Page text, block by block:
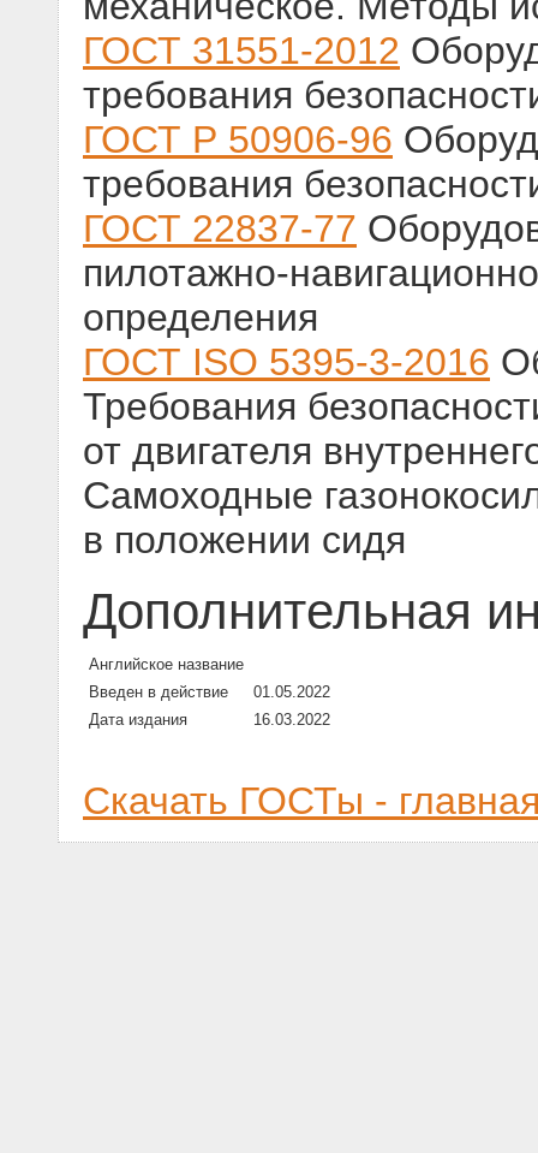
ГОСТ 31551-2012
требования
ГОСТ Р 50906-96
требования
ГОСТ 22837-77
пилотажно-
определения
ГОСТ ISO 5395-3-2016
Требования
от двигателя
Самоходные
в положении сидя
Дополнительная
Английское название
Введен в действие
01.05.2022
Дата издания
16.03.2022
Скачать ГОСТы -